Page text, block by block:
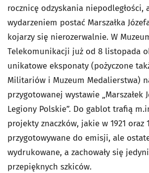
rocznicę odzyskania niepodległości,
wydarzeniem postać Marszałka
kojarzy się nierozerwalnie. W
Telekomunikacji już od 8 listopada
unikatowe eksponaty (pożyczone
Militariów i Muzeum Medalierstwa)
przygotowanej wystawie „Marszałek
Legiony Polskie”. Do gablot trafią
projekty znaczków, jakie w 1921 oraz
przygotowywane do emisji, ale
wydrukowane, a zachowały się
przepięknych szkiców.